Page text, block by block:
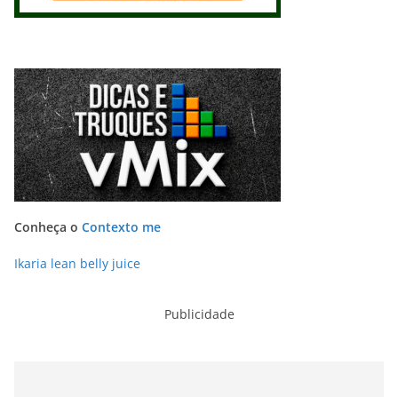
Conheça o Contexto me
Ikaria lean belly juice
Publicidade